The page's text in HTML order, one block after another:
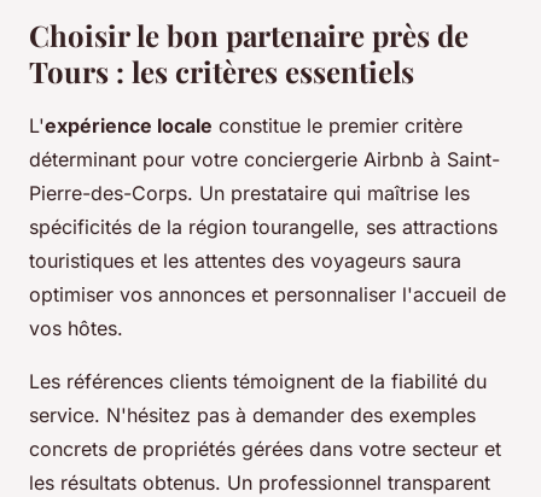
Choisir le bon partenaire près de
Tours : les critères essentiels
L'expérience locale constitue le premier critère
déterminant pour votre conciergerie Airbnb à Saint-
Pierre-des-Corps. Un prestataire qui maîtrise les
spécificités de la région tourangelle, ses attractions
touristiques et les attentes des voyageurs saura
optimiser vos annonces et personnaliser l'accueil de
vos hôtes.
Les références clients témoignent de la fiabilité du
service. N'hésitez pas à demander des exemples
concrets de propriétés gérées dans votre secteur et
les résultats obtenus. Un professionnel transparent